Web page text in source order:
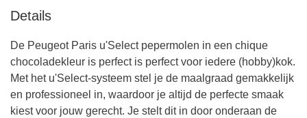
Details
De Peugeot Paris u'Select pepermolen in een chique
chocoladekleur is perfect is perfect voor iedere (hobby)kok.
Met het u'Select-systeem stel je de maalgraad gemakkelijk
en professioneel in, waardoor je altijd de perfecte smaak
kiest voor jouw gerecht. Je stelt dit in door onderaan de